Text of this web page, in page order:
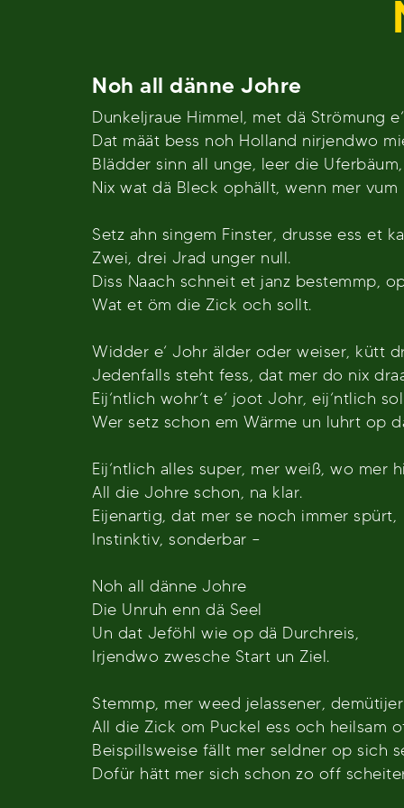
Noh all dänne Johre
Dunkeljraue Himmel, met dä Strömung
Dat määt bess noh Holland nirjendwo
Blädder sinn all unge, leer die Uferbäum,
Nix wat dä Bleck ophällt, wenn mer vum
Setz ahn singem Finster, drusse ess et
Zwei, drei Jrad unger null.
Diss Naach schneit et janz bestemmp,
Wat et öm die Zick och sollt.
Widder e‘ Johr älder oder weiser, kütt
Jedenfalls steht fess, dat mer do nix
Eij‘ntlich wohr‘t e‘ joot Johr, eij‘ntlich
Wer setz schon em Wärme un luhrt op
Eij‘ntlich alles super, mer weiß, wo mer
All die Johre schon, na klar.
Eijenartig, dat mer se noch immer spürt,
Instinktiv, sonderbar –
Noh all dänne Johre
Die Unruh enn dä Seel
Un dat Jeföhl wie op dä Durchreis,
Irjendwo zwesche Start un Ziel.
Stemmp, mer weed jelassener,
All die Zick om Puckel ess och heilsam
Beispillsweise fällt mer seldner op sich
Dofür hätt mer sich schon zo off